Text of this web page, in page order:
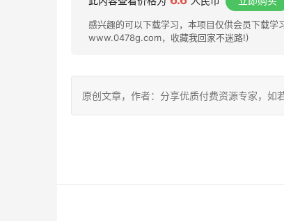
感兴趣的可以下载学习，本项目仅供会员下载
www.0478g.com，收藏我回家不迷路!)
原创文章，作者：分享优质付费资源专家，